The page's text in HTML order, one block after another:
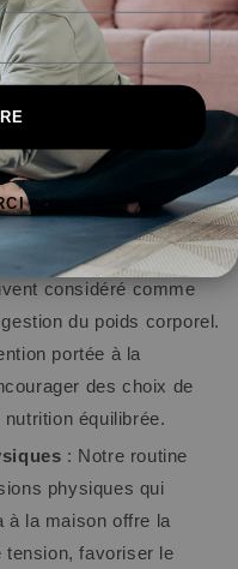
le corps et l'esprit à
et de la Clarté
à la respiration dans
Une pratique
la clarté mentale,
une pensée plus
considéré comme
du poids corporel.
portée à la
des choix de
équilibrée.
: Notre routine
physiques qui
à la maison offre la
tension, favoriser le